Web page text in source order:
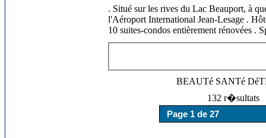
. Situé sur les rives du Lac Beauport, à
l'Aéroport International Jean-Lesage .
10 suites-condos entièrement rénovées .
BEAUTé SANTé
132 r�sultats